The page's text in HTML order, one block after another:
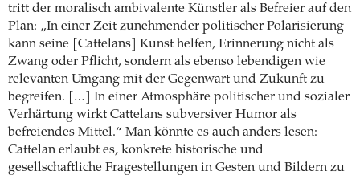
tritt der moralisch ambivalente Künstler als Befreier auf den
Plan: „In einer Zeit zunehmender politischer Polarisierung
kann seine [Cattelans] Kunst helfen, Erinnerung nicht als
Zwang oder Pflicht, sondern als ebenso lebendigen wie
relevanten Umgang mit der Gegenwart und Zukunft zu
begreifen. […] In einer Atmosphäre politischer und sozialer
Verhärtung wirkt Cattelans subversiver Humor als
befreiendes Mittel.“ Man könnte es auch anders lesen:
Cattelan erlaubt es, konkrete historische und
gesellschaftliche Fragestellungen in Gesten und Bildern zu